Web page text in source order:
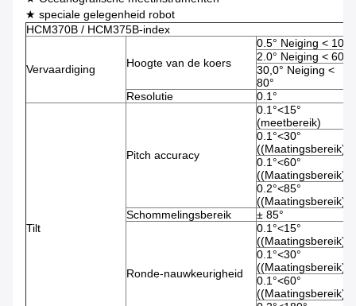
★ speciale gelegenheid robot
HCM370B / HCM375B-index
Vervaardiging Hoogte van de koers
0.5° Neiging < 10°
2.0° Neiging < 60°
30,0° Neiging <
80°
Resolutie
0.1°
Tilt
Pitch accuracy
0.1°<15°
(meetbereik)
0.1°<30°
((Maatingsbereik))
0.1°<60°
((Maatingsbereik))
0.2°<85°
((Maatingsbereik))
Schommelingsbereik
± 85°
Ronde-nauwkeurigheid
0.1°<15°
((Maatingsbereik))
0.1°<30°
((Maatingsbereik))
0.1°<60°
((Maatingsbereik))